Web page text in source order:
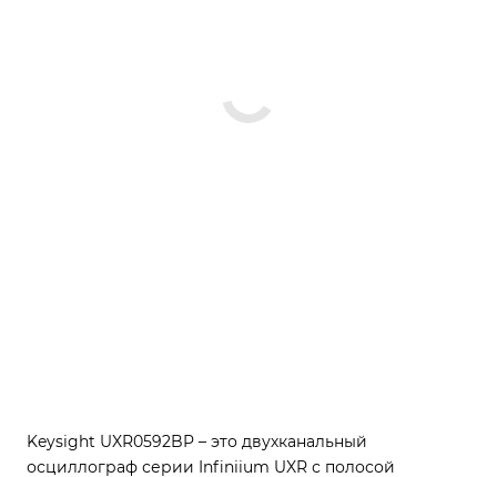
Keysight UXR0592BP – это двухканальный
осциллограф серии Infiniium UXR с полосой